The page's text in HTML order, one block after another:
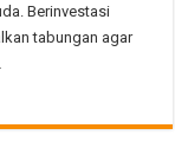
Berinvestasi
tabungan agar